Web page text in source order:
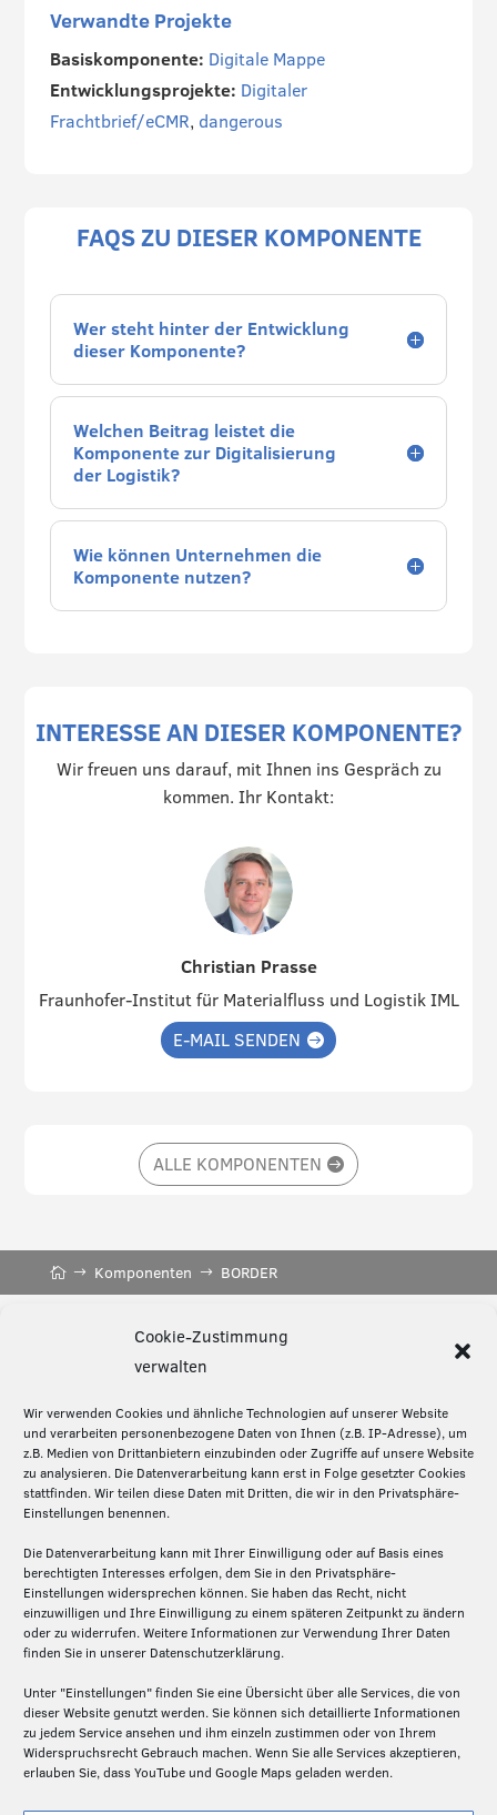
Cookie-Zustimmung
verwalten
Wir verwenden Cookies und ähnliche Technologien auf unserer Website
und verarbeiten personenbezogene Daten von Ihnen (z.B. IP-Adresse), um
z.B. Medien von Drittanbietern einzubinden oder Zugriffe auf unsere Website
zu analysieren. Die Datenverarbeitung kann erst in Folge gesetzter Cookies
stattfinden. Wir teilen diese Daten mit Dritten, die wir in den Privatsphäre-
Einstellungen benennen.
Die Datenverarbeitung kann mit Ihrer Einwilligung oder auf Basis eines
berechtigten Interesses erfolgen, dem Sie in den Privatsphäre-
Einstellungen widersprechen können. Sie haben das Recht, nicht
einzuwilligen und Ihre Einwilligung zu einem späteren Zeitpunkt zu ändern
oder zu widerrufen. Weitere Informationen zur Verwendung Ihrer Daten
finden Sie in unserer Datenschutzerklärung.
Unter "Einstellungen" finden Sie eine Übersicht über alle Services, die von
dieser Website genutzt werden. Sie können sich detaillierte Informationen
zu jedem Service ansehen und ihm einzeln zustimmen oder von Ihrem
Widerspruchsrecht Gebrauch machen. Wenn Sie alle Services akzeptieren,
erlauben Sie, dass YouTube und Google Maps geladen werden.
Verwandte Projekte
Basiskomponente: Digitale Mappe
Entwicklungsprojekte: Digitaler
Frachtbrief/eCMR, dangerous
FAQS ZU DIESER KOMPONENTE
Wer steht hinter der Entwicklung
dieser Komponente?
Welchen Beitrag leistet die
Komponente zur Digitalisierung
der Logistik?
Wie können Unternehmen die
Komponente nutzen?
INTERESSE AN DIESER KOMPONENTE?
Wir freuen uns darauf, mit Ihnen ins Gespräch zu
kommen. Ihr Kontakt:
Christian Prasse
Fraunhofer-Institut für Materialfluss und Logistik IML
E-MAIL SENDEN
ALLE KOMPONENTEN
Komponenten BORDER
Diese Seite teilen:
Über die Silicon Economy
Die Silicon Economy ist eine Initiative des
2024) des Bundesministeriums für Digitales und
Verkehr. Die Projektpartner – Fraunhofer IML,
Fraunhofer ISST und Technische Universität
Dortmund – schaffen hier auf der Basis von Open
Source die Grundlagen für ein föderiertes und
dezentrales Plattformen-Ökosystem in der Logistik.